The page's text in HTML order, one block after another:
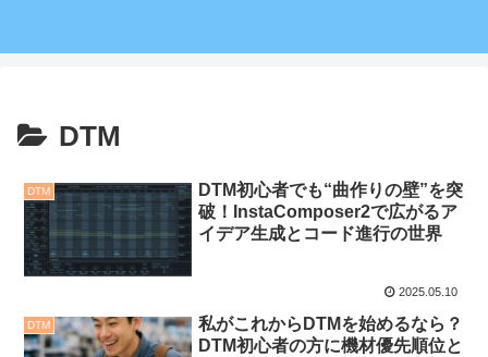
DTM
DTM
DTM初心者でも“曲作りの壁”を突
破！InstaComposer2で広がるア
イデア生成とコード進行の世界
2025.05.10
DTM
私がこれからDTMを始めるなら？
DTM初心者の方に機材優先順位と